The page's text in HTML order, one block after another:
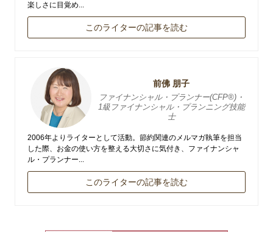
楽しさに目覚め...
このライターの記事を読む
前佛 朋子
ファイナンシャル・プランナー(CFP®)・
1級ファイナンシャル・プランニング技能
士
2006年よりライターとして活動。節約関連のメルマガ執筆を担当
した際、お金の使い方を整える大切さに気付き、ファイナンシャ
ル・プランナー...
このライターの記事を読む